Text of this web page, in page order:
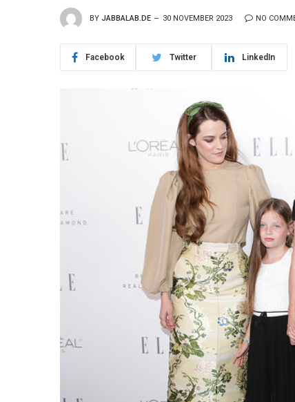
BY JABBALAB.DE 30 NOVEMBER 2023 NO
Facebook Twitter LinkedIn